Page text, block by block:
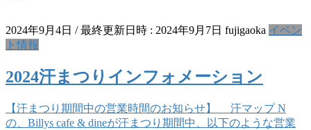
2024年9月4日 / 最終更新日時 : 2024年9月7日 fujigaoka イベン
ト情報
2024汗まつりインフォメーション
【汗まつり期間中の営業時間のお知らせ】 汗マップ N
の、Billys cafe & dineが汗まつり期間中、以下のような営業